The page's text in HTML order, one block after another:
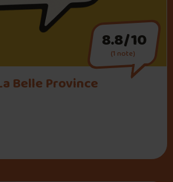
Belle Province
8.8/10
(1 note)
La Belle Province